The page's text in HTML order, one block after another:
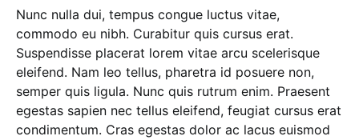
Nunc nulla dui, tempus congue luctus vitae,
commodo eu nibh. Curabitur quis cursus erat.
Suspendisse placerat lorem vitae arcu scelerisque
eleifend. Nam leo tellus, pharetra id posuere non,
semper quis ligula. Nunc quis rutrum enim. Praesent
egestas sapien nec tellus eleifend, feugiat cursus erat
condimentum. Cras egestas dolor ac lacus euismod